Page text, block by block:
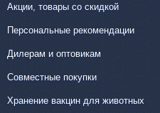
Акции, товары со скидкой
Персональные рекомендации
Дилерам и оптовикам
Совместные покупки
Хранение вакцин для животных